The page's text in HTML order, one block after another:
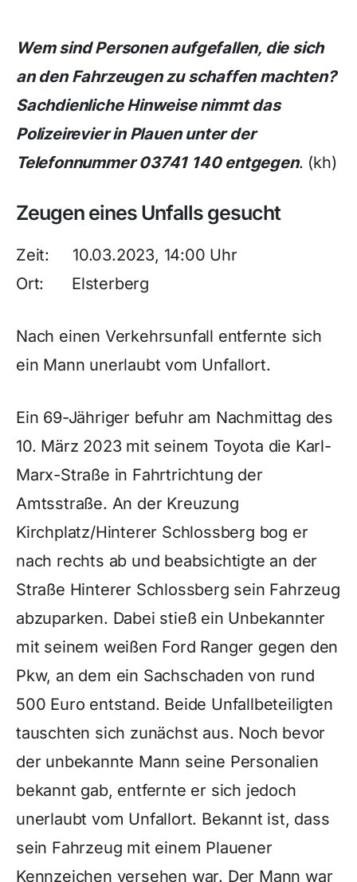
Wem sind Personen aufgefallen, die sich
an den Fahrzeugen zu schaffen machten?
Sachdienliche Hinweise nimmt das
Polizeirevier in Plauen unter der
Telefonnummer 03741 140 entgegen. (kh)
Zeugen eines Unfalls gesucht
Zeit: 10.03.2023, 14:00 Uhr
Ort: Elsterberg
Nach einen Verkehrsunfall entfernte sich
ein Mann unerlaubt vom Unfallort.
Ein 69-Jähriger befuhr am Nachmittag des
10. März 2023 mit seinem Toyota die Karl-
Marx-Straße in Fahrtrichtung der
Amtsstraße. An der Kreuzung
Kirchplatz/Hinterer Schlossberg bog er
nach rechts ab und beabsichtigte an der
Straße Hinterer Schlossberg sein Fahrzeug
abzuparken. Dabei stieß ein Unbekannter
mit seinem weißen Ford Ranger gegen den
Pkw, an dem ein Sachschaden von rund
500 Euro entstand. Beide Unfallbeteiligten
tauschten sich zunächst aus. Noch bevor
der unbekannte Mann seine Personalien
bekannt gab, entfernte er sich jedoch
unerlaubt vom Unfallort. Bekannt ist, dass
sein Fahrzeug mit einem Plauener
Kennzeichen versehen war. Der Mann war